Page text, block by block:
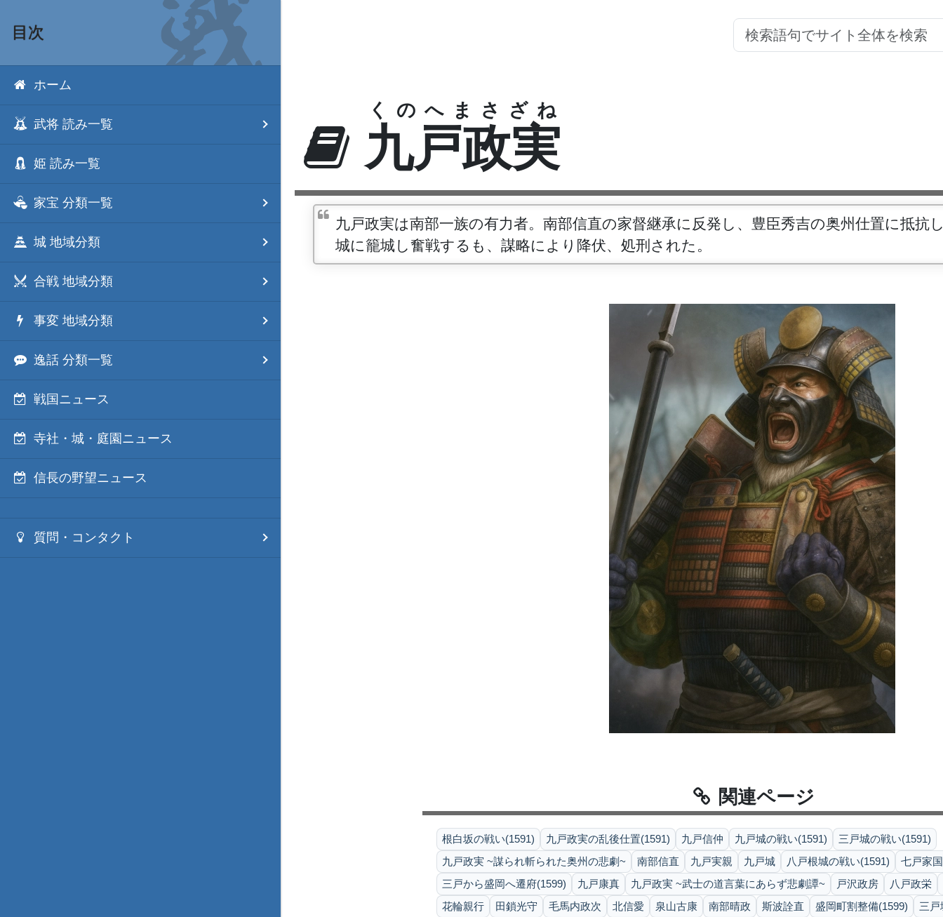
目次
ホーム
武将 読み一覧
姫 読み一覧
家宝 分類一覧
城 地域分類
合戦 地域分類
事変 地域分類
逸話 分類一覧
戦国ニュース
寺社・城・庭園ニュース
信長の野望ニュース
質問・コンタクト
九戸政実
くのへまさざね
九戸政実は南部一族の有力者。南部信直の家督継承に反発し、豊臣秀吉の奥州仕置に抵抗
城に籠城し奮戦するも、謀略により降伏、処刑された。
関連ページ
根白坂の戦い(1591) 九戸政実の乱後仕置(1591) 九戸信仲 九戸城の戦い(1591)
三戸城の戦い(1591)
九戸政実 ~謀られ斬られた奥州の悲劇~
南部信直 九戸実親 九戸城 八戸根城の戦い(1591)
七戸家国
三戸から盛岡へ遷府(1599)
九戸康真 九戸政実 ~武士の道言葉にあらず悲劇譚~ 戸沢政房
八戸政栄
花輪親行
田鎖光守 毛馬内政次 北信愛 泉山古康 南部晴政 斯波詮直 盛岡町割整備(1599)
三戸